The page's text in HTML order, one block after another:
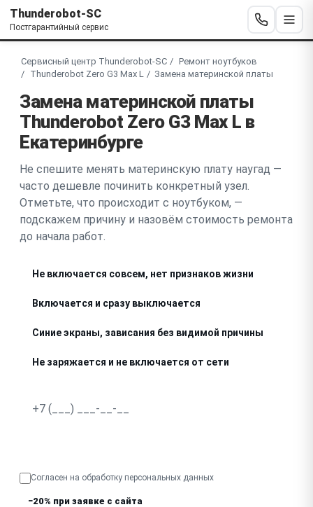
Thunderobot-SC
Постгарантийный сервис
Сервисный центр Thunderobot-SC
Ремонт ноутбуков
Thunderobot Zero G3 Max L
Замена материнской платы
Замена материнской платы
Thunderobot Zero G3 Max L в
Екатеринбурге
Не спешите менять материнскую плату наугад —
часто дешевле починить конкретный узел.
Отметьте, что происходит с ноутбуком, —
подскажем причину и назовём стоимость ремонта
до начала работ.
Не включается совсем, нет признаков жизни
Включается и сразу выключается
Синие экраны, зависания без видимой причины
Не заряжается и не включается от сети
Экстренное отключение с запахом гари
Согласен на обработку персональных данных
−20% при заявке с сайта